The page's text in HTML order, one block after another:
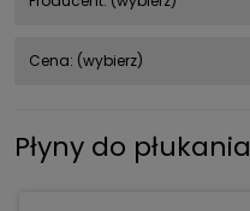
Cena: (wybierz)
Płyny do płukania